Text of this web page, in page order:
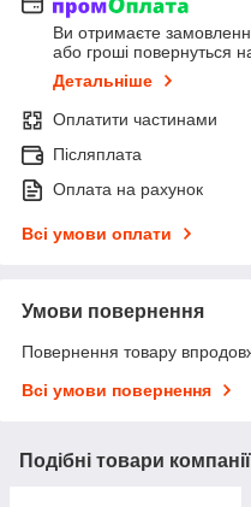
Ви отримаєте
або гроші повернуться
Детальніше
Оплатити частинами
Післяплата
Оплата на рахунок
Всі умови оплати
Умови повернення
Повернення товару
Всі умови повернення
Подібні товари компанії